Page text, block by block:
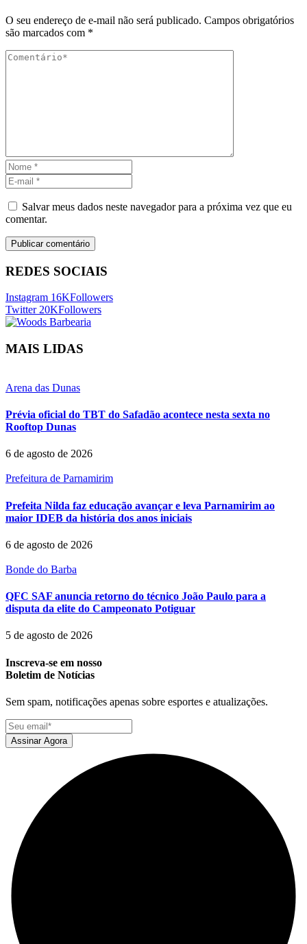
O seu endereço de e-mail não será publicado. Campos obrigatórios
são marcados com *
Salvar meus dados neste navegador para a próxima vez que eu
comentar.
REDES SOCIAIS
Instagram 16KFollowers
Twitter 20KFollowers
MAIS LIDAS
Arena das Dunas
Prévia oficial do TBT do Safadão acontece nesta sexta no
Rooftop Dunas
6 de agosto de 2026
Prefeitura de Parnamirim
Prefeita Nilda faz educação avançar e leva Parnamirim ao
maior IDEB da história dos anos iniciais
6 de agosto de 2026
Bonde do Barba
QFC SAF anuncia retorno do técnico João Paulo para a
disputa da elite do Campeonato Potiguar
5 de agosto de 2026
Inscreva-se em nosso
Boletim de Notícias
Sem spam, notificações apenas sobre esportes e atualizações.
Assinar Agora